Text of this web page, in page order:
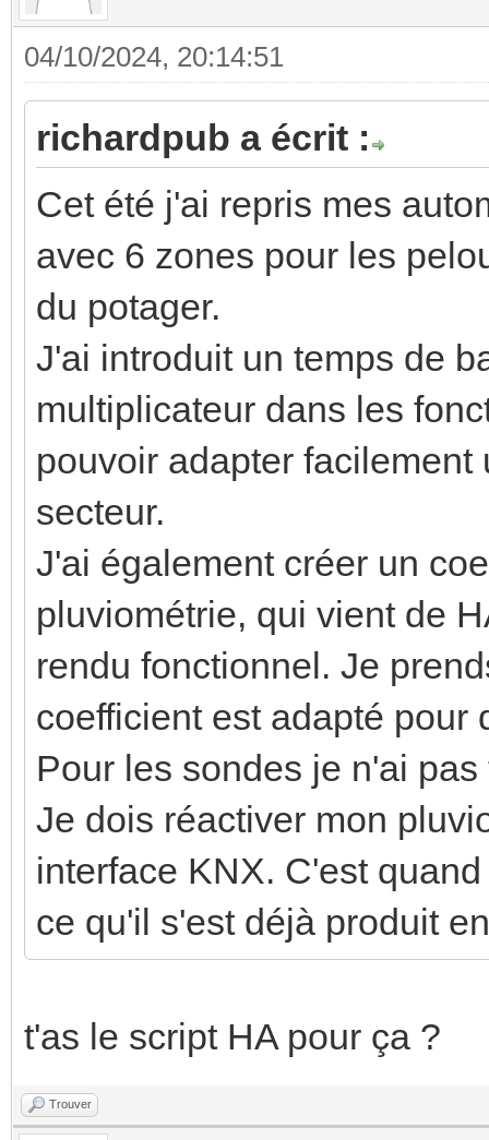
04/10/2024, 20:14:51
richardpub a écrit :
Cet été j'ai repris mes
avec 6 zones pour les
du potager.
J'ai introduit un temps de
multiplicateur dans les
pouvoir adapter
secteur.
J'ai également créer un
pluviométrie, qui vient de
rendu fonctionnel. Je
coefficient est adapté pour
Pour les sondes je n'ai
Je dois réactiver mon
interface KNX. C'est
ce qu'il s'est déjà produit
t'as le script HA pour ça ?
Trouver